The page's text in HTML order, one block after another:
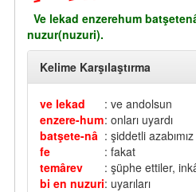
Ve lekad enzerehum
nuzur(nuzuri).
Kelime Karşılaştırma
ve lekad
: ve andolsun
enzere-hum: onları uyardı
batşete-nâ : şiddetli
fe
: fakat
temârev
: şüphe ettiler,
bi en nuzuri: uyarıları